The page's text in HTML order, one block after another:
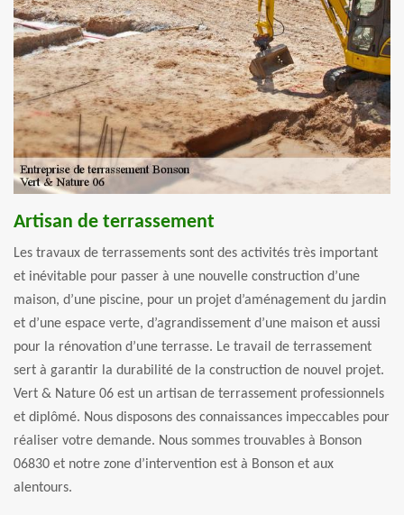
Artisan de terrassement
Les travaux de terrassements sont des activités très important
et inévitable pour passer à une nouvelle construction d’une
maison, d’une piscine, pour un projet d’aménagement du jardin
et d’une espace verte, d’agrandissement d’une maison et aussi
pour la rénovation d’une terrasse. Le travail de terrassement
sert à garantir la durabilité de la construction de nouvel projet.
Vert & Nature 06 est un artisan de terrassement professionnels
et diplômé. Nous disposons des connaissances impeccables pour
réaliser votre demande. Nous sommes trouvables à Bonson
06830 et notre zone d’intervention est à Bonson et aux
alentours.